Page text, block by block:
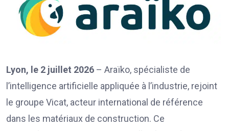
Lyon, le 2 juillet 2026 – Araïko, spécialiste de
l’intelligence artificielle appliquée à l’industrie, rejoint
le groupe Vicat, acteur international de référence
dans les matériaux de construction. Ce